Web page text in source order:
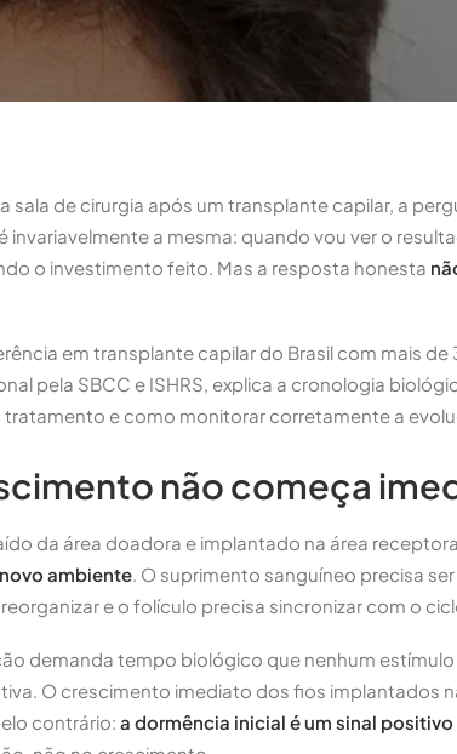
sala de cirurgia após um transplante capilar, a
invariavelmente a mesma: quando vou ver o
o investimento feito. Mas a resposta honesta
em transplante capilar do Brasil com mais de
pela SBCC e ISHRS, explica a cronologia
tratamento e como monitorar corretamente a
não começa
da área doadora e implantado na área
ambiente. O suprimento sanguíneo precisa
e o folículo precisa sincronizar com o
demanda tempo biológico que nenhum
O crescimento imediato dos fios implantados
contrário: a dormência inicial é um sinal positivo